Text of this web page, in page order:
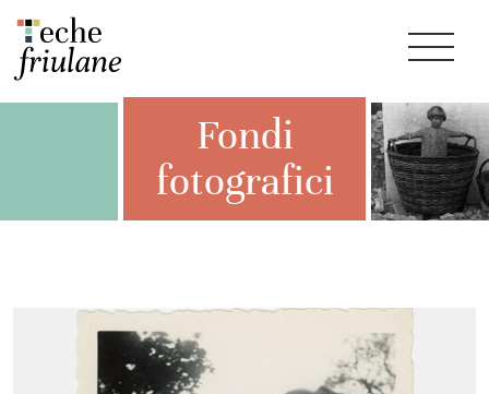
Fondi
fotografici